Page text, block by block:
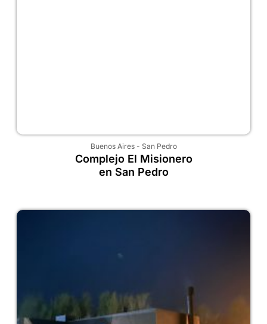
Buenos Aires- San Pedro
Complejo El Misionero
en San Pedro